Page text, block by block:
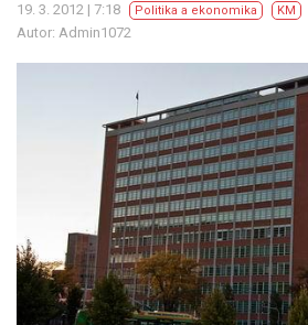
19. 3. 2012 | 7:18 Politika a ekonomika KM
Autor: Admin1072